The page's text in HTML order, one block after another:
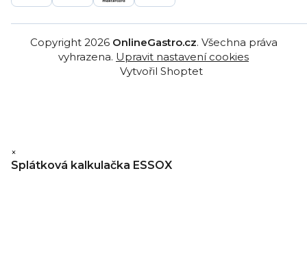
Vytvořil Shoptet
Copyright 2026 OnlineGastro.cz. Všechna práva
vyhrazena. Upravit nastavení cookies
×
Splátková kalkulačka ESSOX